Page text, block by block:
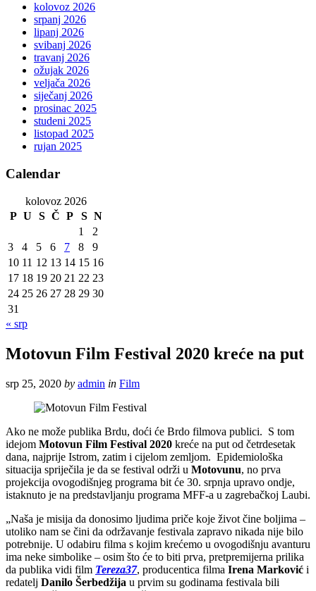
kolovoz 2026
srpanj 2026
lipanj 2026
svibanj 2026
travanj 2026
ožujak 2026
veljača 2026
siječanj 2026
prosinac 2025
studeni 2025
listopad 2025
rujan 2025
Calendar
kolovoz 2026
P U S Č P S N
1
2
3
4 5 6 7 8
9
10 11 12 13 14 15 16
17 18 19 20 21 22 23
24 25 26 27 28 29 30
31
« srp
Motovun Film Festival 2020 kreće na put
srp 25, 2020 by admin in Film
Ako ne može publika Brdu, doći će Brdo filmova publici. S tom
idejom Motovun Film Festival 2020 kreće na put od četrdesetak
dana, najprije Istrom, zatim i cijelom zemljom. Epidemiološka
situacija spriječila je da se festival održi u Motovunu, no prva
projekcija ovogodišnjeg programa bit će 30. srpnja upravo ondje,
istaknuto je na predstavljanju programa MFF-a u zagrebačkoj Laubi.
„Naša je misija da donosimo ljudima priče koje život čine boljima –
utoliko nam se čini da održavanje festivala zapravo nikada nije bilo
potrebnije. U odabiru filma s kojim krećemo u ovogodišnju avanturu
ima neke simbolike – osim što će to biti prva, pretpremijerna prilika
da publika vidi film Tereza37, producentica filma Irena Marković i
redatelj Danilo Šerbedžija u prvim su godinama festivala bili